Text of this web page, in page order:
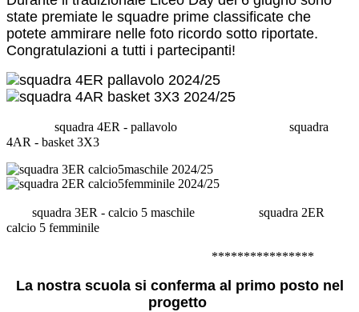
state premiate le squadre prime classificate che
potete ammirare nelle foto ricordo sotto riportate.
Congratulazioni a tutti i partecipanti!
squadra 4ER - pallavolo squadra
4AR - basket 3X3
squadra 3ER - calcio 5 maschile squadra 2ER
calcio 5 femminile
****************
La nostra scuola si conferma al primo posto nel
progetto